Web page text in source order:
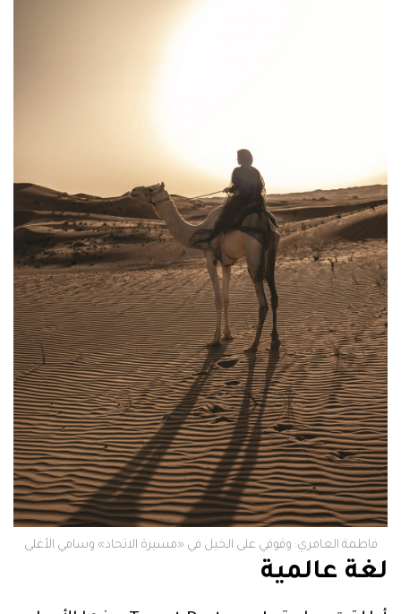
فاطمة العامري: وقوفي على الخيل في «مسيرة الاتحاد» وسامي الأغلى
لغة عالمية